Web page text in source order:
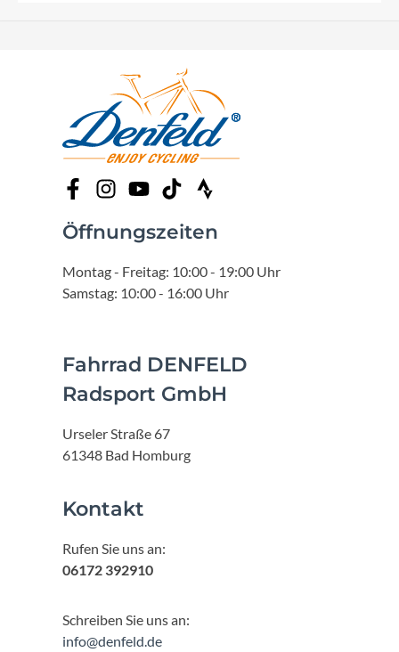
Öffnungszeiten
Montag - Freitag: 10:00 - 19:00 Uhr
Samstag: 10:00 - 16:00 Uhr
Fahrrad DENFELD
Radsport GmbH
Urseler Straße 67
61348 Bad Homburg
Kontakt
Rufen Sie uns an:
06172 392910
Schreiben Sie uns an:
info@denfeld.de